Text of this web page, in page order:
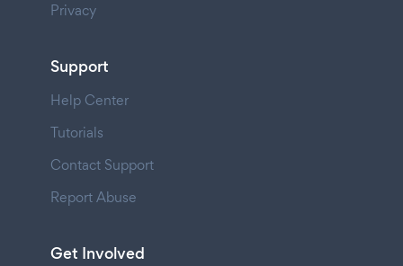
Privacy
Support
Help Center
Tutorials
Contact Support
Report Abuse
Get Involved